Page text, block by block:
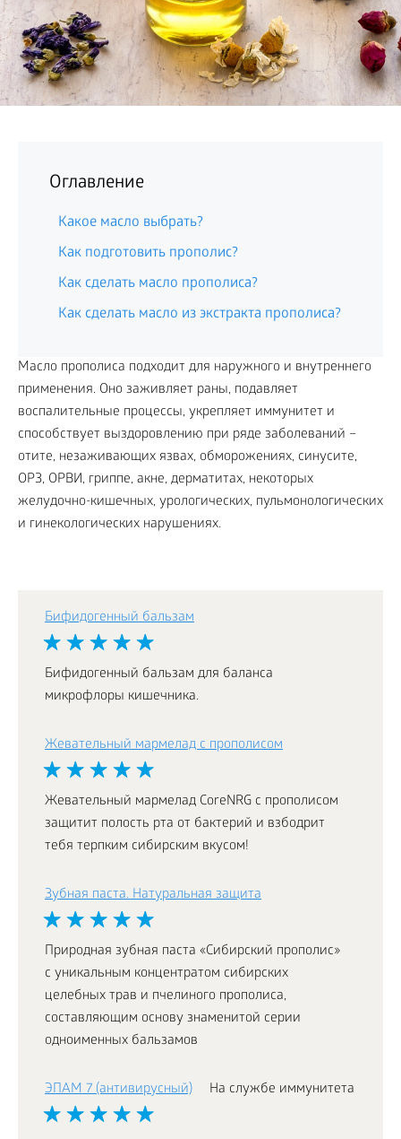
Оглавление
Какое масло выбрать?
Как подготовить прополис?
Как сделать масло прополиса?
Как сделать масло из экстракта прополиса?
Масло прополиса подходит для наружного и внутреннего
применения. Оно заживляет раны, подавляет
воспалительные процессы, укрепляет иммунитет и
способствует выздоровлению при ряде заболеваний –
отите, незаживающих язвах, обморожениях, синусите,
ОРЗ, ОРВИ, гриппе, акне, дерматитах, некоторых
желудочно-кишечных, урологических, пульмонологических
и гинекологических нарушениях.
Бифидогенный бальзам
Бифидогенный бальзам для баланса
микрофлоры кишечника.
Жевательный мармелад с прополисом
Жевательный мармелад CoreNRG с прополисом
защитит полость рта от бактерий и взбодрит
тебя терпким сибирским вкусом!
Зубная паста. Натуральная защита
Природная зубная паста «Сибирский прополис»
с уникальным концентратом сибирских
целебных трав и пчелиного прополиса,
составляющим основу знаменитой серии
одноименных бальзамов
ЭПАМ 7 (антивирусный) На службе иммунитета